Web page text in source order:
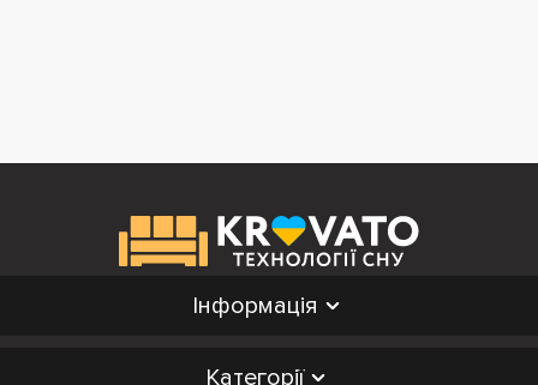
Інформація
Категорії